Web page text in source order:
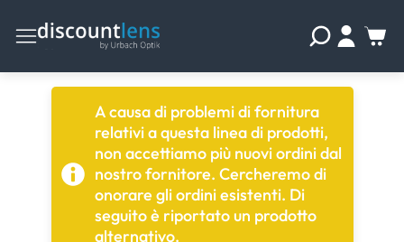
A causa di problemi di fornitura
relativi a questa linea di prodotti,
non accettiamo più nuovi ordini dal
nostro fornitore. Cercheremo di
onorare gli ordini esistenti. Di
seguito è riportato un prodotto
alternativo.